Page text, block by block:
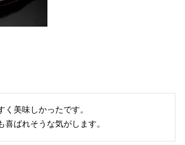
く美味しかったです。
喜ばれそうな気がします。